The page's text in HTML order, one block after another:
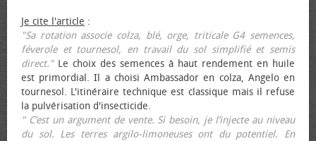
Je cite l'article :
"Sa rotation associe colza, blé, orge, triticale G4 semences,
féverole et tournesol, en travail du sol simplifié et semis
direct."Le choix des semences à haut rendement en huile
est primordial. Il a choisi Ambassador en colza, Angelo en
tournesol. L'itinéraire technique est classique mais il refuse
la pulvérisation d'insecticide.
" C’est un argument de vente. Si besoin, je l’injecte au niveau
du sol. Les terres argilo-limoneuses ont du potentiel. En